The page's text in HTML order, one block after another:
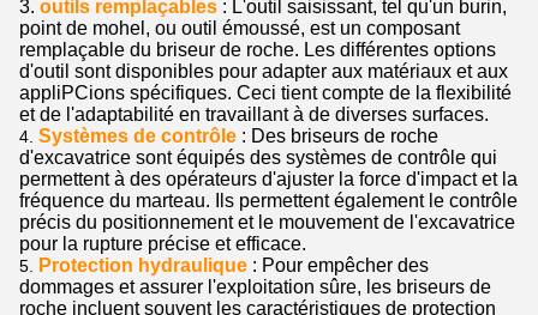
3. outils remplaçables : L'outil saisissant, tel qu'un burin,
point de mohel, ou outil émoussé, est un composant
remplaçable du briseur de roche. Les différentes options
d'outil sont disponibles pour adapter aux matériaux et aux
appliPCions spécifiques. Ceci tient compte de la flexibilité
et de l'adaptabilité en travaillant à de diverses surfaces.
4. Systèmes de contrôle : Des briseurs de roche
d'excavatrice sont équipés des systèmes de contrôle qui
permettent à des opérateurs d'ajuster la force d'impact et la
fréquence du marteau. Ils permettent également le contrôle
précis du positionnement et le mouvement de l'excavatrice
pour la rupture précise et efficace.
5. Protection hydraulique : Pour empêcher des
dommages et assurer l'exploitation sûre, les briseurs de
roche incluent souvent les caractéristiques de protection